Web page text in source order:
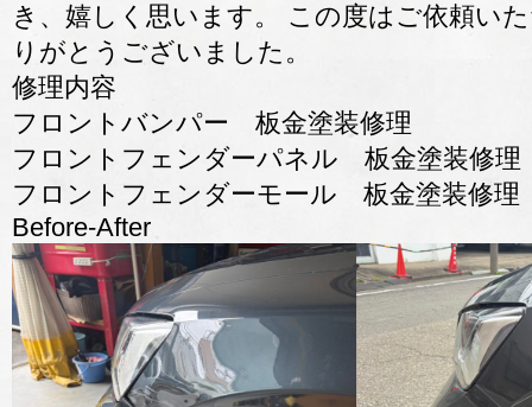
き、嬉しく思います。 この度はご依頼い
りがとうございました。
修理内容
フロントバンパー 板金塗装修理
フロントフェンダーパネル 板金塗装修理
フロントフェンダーモール 板金塗装修理
Before-After